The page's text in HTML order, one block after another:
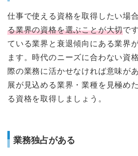
仕事で使える資格を取得したい場合
る業界の資格を選ぶことが大切で
ている業界と衰退傾向にある業界
ます。時代のニーズに合わない資
際の業務に活かせなければ意味が
展が見込める業界・業種を見極め
る資格を取得しましょう。
業務独占がある